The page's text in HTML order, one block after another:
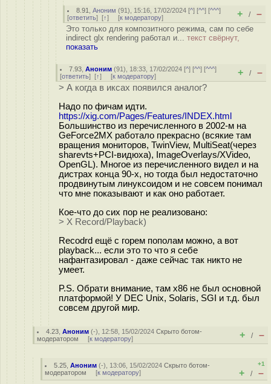
8.91 ,Аноним (91), 15:16, 17/02/2024 [^] [^^] [^^^]
[ответить] [↑] [к модератору] + / –
Это только для композитного режима, сам по себе
indirect glx rendering работал и... текст свёрнут,
показать
7.93 ,Аноним (91), 18:33, 17/02/2024 [^] [^^] [^^^]
[ответить] [↑] [к модератору] + / –
> А когда в иксах появился аналог?
Надо по фичам идти.
https://xig.com/Pages/Features/INDEX.html
Большинство из перечисленного в 2002-м на
GeForce2MX работало прекрасно (всякие там
вращения мониторов, TwinView, MultiSeat(через
sharevts+PCI-видюха), ImageOverlays/XVideo,
OpenGL). Многое из перечисленного видел и на
дистрах конца 90-х, но тогда был недостаточно
продвинутым линуксоидом и не совсем понимал
что мне показывают и как оно работает.
Кое-что до сих пор не реализовано:
> X Record/Playback)
Recodrd ещё с горем пополам можно, а вот
playback... если это то что я себе
нафантазировал - даже сейчас так никто не
умеет.
P.S. Обрати внимание, там x86 не был основной
платформой! У DEC Unix, Solaris, SGI и т.д. был
совсем другой мир.
4.23 ,Аноним (-), 12:58, 15/02/2024Скрыто ботом-
модератором [к модератору] + / –
5.25 ,Аноним (-), 13:06, 15/02/2024Скрыто ботом-
модератором [к модератору]
+1
+ / –